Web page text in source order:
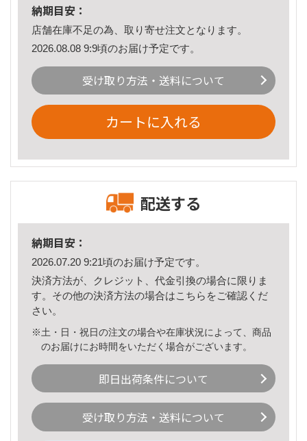
納期目安：
店舗在庫不足の為、取り寄せ注文となります。
2026.08.08 9:9頃のお届け予定です。
受け取り方法・送料について
カートに入れる
配送する
納期目安：
2026.07.20 9:21頃のお届け予定です。
決済方法が、クレジット、代金引換の場合に限りま
す。その他の決済方法の場合はこちら をご確認くだ
さい。
※土・日・祝日の注文の場合や在庫状況によって、商品
のお届けにお時間をいただく場合がございます。
即日出荷条件について
受け取り方法・送料について